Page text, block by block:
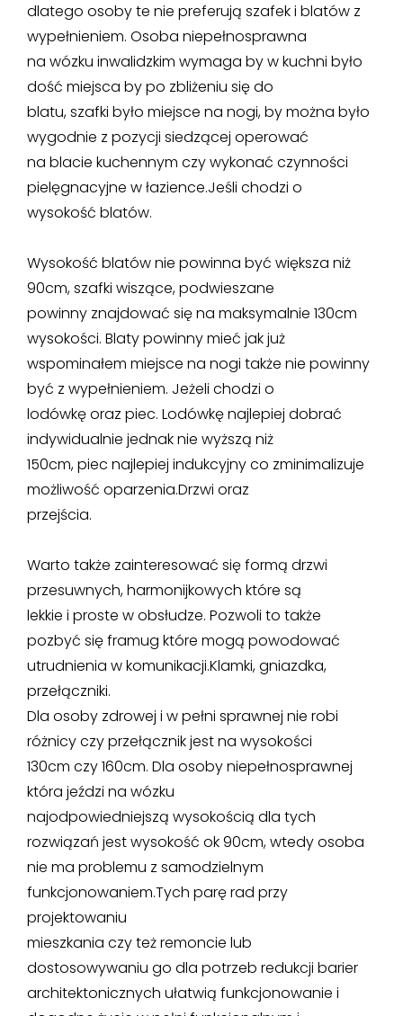
dlatego osoby te nie preferują szafek i blatów z
wypełnieniem. Osoba niepełnosprawna
na wózku inwalidzkim wymaga by w kuchni było
dość miejsca by po zbliżeniu się do
blatu, szafki było miejsce na nogi, by można było
wygodnie z pozycji siedzącej operować
na blacie kuchennym czy wykonać czynności
pielęgnacyjne w łazience.Jeśli chodzi o
wysokość blatów.
Wysokość blatów nie powinna być większa niż
90cm, szafki wiszące, podwieszane
powinny znajdować się na maksymalnie 130cm
wysokości. Blaty powinny mieć jak już
wspominałem miejsce na nogi także nie powinny
być z wypełnieniem. Jeżeli chodzi o
lodówkę oraz piec. Lodówkę najlepiej dobrać
indywidualnie jednak nie wyższą niż
150cm, piec najlepiej indukcyjny co zminimalizuje
możliwość oparzenia.Drzwi oraz
przejścia.
Warto także zainteresować się formą drzwi
przesuwnych, harmonijkowych które są
lekkie i proste w obsłudze. Pozwoli to także
pozbyć się framug które mogą powodować
utrudnienia w komunikacji.Klamki, gniazdka,
przełączniki.
Dla osoby zdrowej i w pełni sprawnej nie robi
różnicy czy przełącznik jest na wysokości
130cm czy 160cm. Dla osoby niepełnosprawnej
która jeździ na wózku
najodpowiedniejszą wysokością dla tych
rozwiązań jest wysokość ok 90cm, wtedy osoba
nie ma problemu z samodzielnym
funkcjonowaniem.Tych parę rad przy
projektowaniu
mieszkania czy też remoncie lub
dostosowywaniu go dla potrzeb redukcji barier
architektonicznych ułatwią funkcjonowanie i